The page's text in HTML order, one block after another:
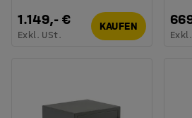
1.149,- €
Exkl. USt.
KAUFEN